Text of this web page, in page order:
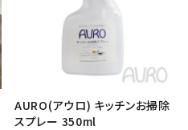
AURO(アウロ) キッチンお掃除
スプレー 350ml